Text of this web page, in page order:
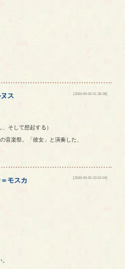
ス
[2020-09-26 01:39:38]
そして想起する）
楽祭。「彼女」と演奏した、
＝モスカ
[2020-09-26 23:52:04]